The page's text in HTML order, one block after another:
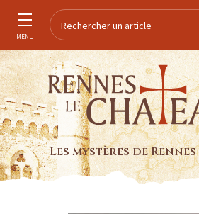
MENU
Les mystères de